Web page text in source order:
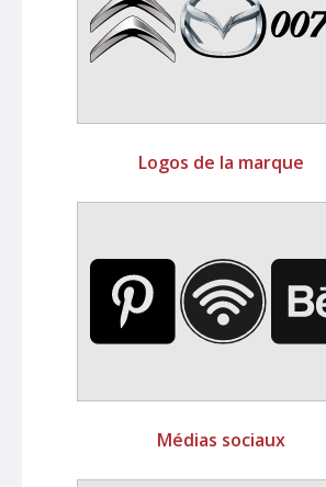
Logos de la marque
Médias sociaux